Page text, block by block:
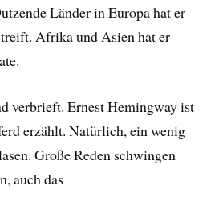
Länder in Europa hat er
Afrika und Asien hat er
verbrieft. Ernest Hemingway ist
erzählt. Natürlich, ein wenig
Große Reden schwingen
auch das